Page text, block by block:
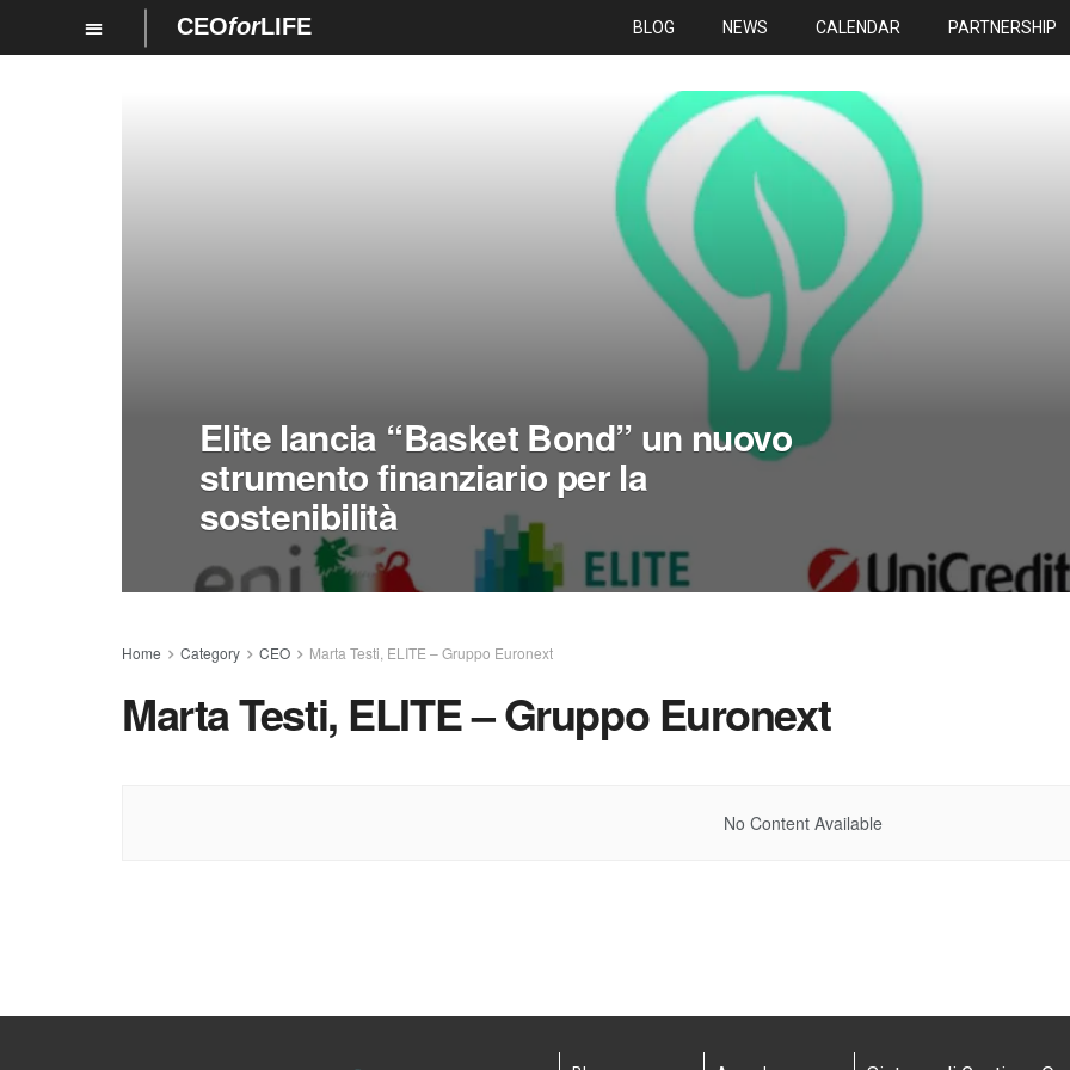
CEOforLIFE BLOG NEWS CALENDAR PARTNERSHIP
Elite lancia “Basket Bond” un nuovo
strumento finanziario per la
sostenibilità
Home Category CEO Marta Testi, ELITE – Gruppo Euronext
Marta Testi, ELITE – Gruppo Euronext
No Content Available